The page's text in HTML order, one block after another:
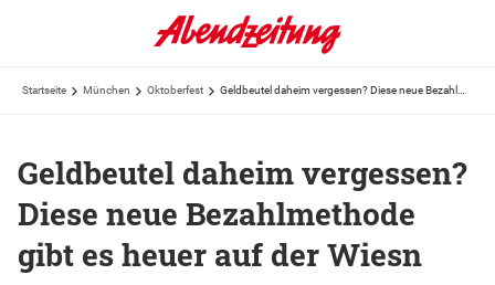
Startseite München Oktoberfest
Geldbeutel daheim vergessen?
Diese neue Bezahlmethode
gibt es heuer auf der Wiesn